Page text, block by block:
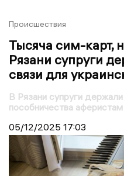
Происшествия
Тысяча сим-карт,
Рязани супруги
связи для
В Рязани супруги
пособничества
05/12/2025 17:03